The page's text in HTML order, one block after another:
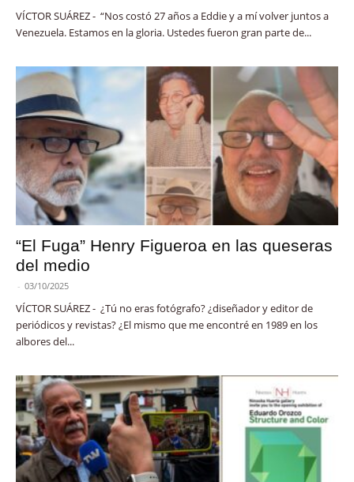
VÍCTOR SUÁREZ - “Nos costó 27 años a Eddie y a mí volver juntos a
Venezuela. Estamos en la gloria. Ustedes fueron gran parte de...
“El Fuga” Henry Figueroa en las queseras
del medio
- 03/10/2025
VÍCTOR SUÁREZ - ¿Tú no eras fotógrafo? ¿diseñador y editor de
periódicos y revistas? ¿El mismo que me encontré en 1989 en los
albores del...